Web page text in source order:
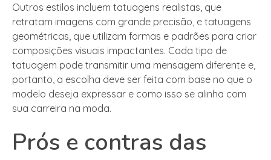
Outros estilos incluem tatuagens realistas, que
retratam imagens com grande precisão, e tatuagens
geométricas, que utilizam formas e padrões para criar
composições visuais impactantes. Cada tipo de
tatuagem pode transmitir uma mensagem diferente e,
portanto, a escolha deve ser feita com base no que o
modelo deseja expressar e como isso se alinha com
sua carreira na moda.
Prós e contras das